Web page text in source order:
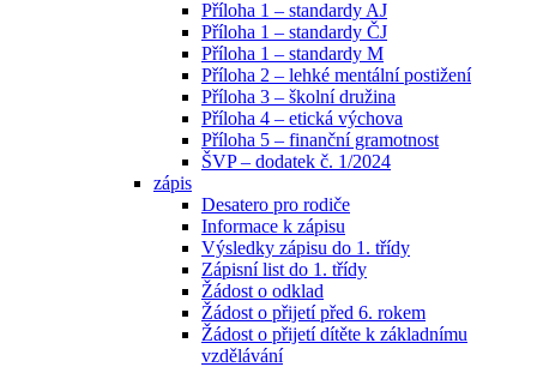
Příloha 1 – standardy AJ
Příloha 1 – standardy ČJ
Příloha 1 – standardy M
Příloha 2 – lehké mentální postižení
Příloha 3 – školní družina
Příloha 4 – etická výchova
Příloha 5 – finanční gramotnost
ŠVP – dodatek č. 1/2024
zápis
Desatero pro rodiče
Informace k zápisu
Výsledky zápisu do 1. třídy
Zápisní list do 1. třídy
Žádost o odklad
Žádost o přijetí před 6. rokem
Žádost o přijetí dítěte k základnímu
vzdělávání